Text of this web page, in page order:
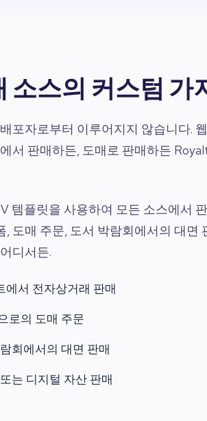
소스의 커스텀 가
포자로부터 이루어지지 않습니다.
서 판매하든, 도매로 판매하든
템플릿을 사용하여 모든 소스에서
, 도매 주문, 도서 박람회에서의 대면
디서든.
에서 전자상거래 판매
로의 도매 주문
회에서의 대면 판매
는 디지털 자산 판매